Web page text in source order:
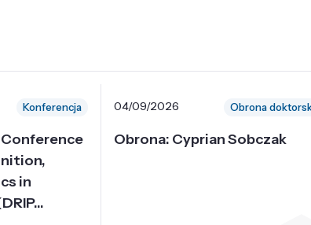
Konferencja
in
04/09/2026 Obrona
Obrona: Cyprian Sobczak